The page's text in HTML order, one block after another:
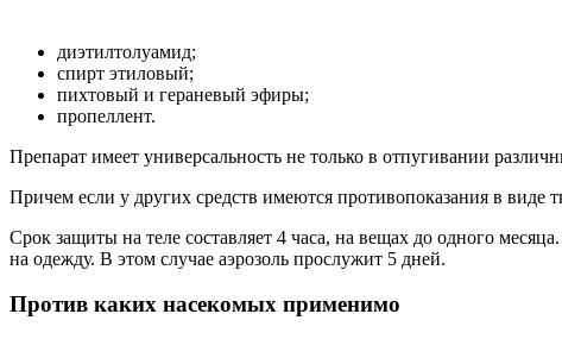
диэтилтолуамид;
спирт этиловый;
пихтовый и гераневый эфиры;
пропеллент.
Препарат имеет универсальность не только в отпугивании
Причем если у других средств имеются противопоказания в
Срок защиты на теле составляет 4 часа, на вещах до одного
на одежду. В этом случае аэрозоль прослужит 5 дней.
Против каких насекомых применимо